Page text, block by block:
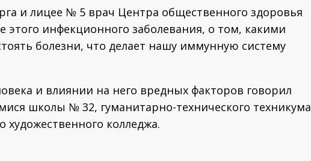
и лицее № 5 врач Центра общественного здоровья
этого инфекционного заболевания, о том, какими
болезни, что делает нашу иммунную систему
и влиянии на него вредных факторов говорил
школы № 32, гуманитарно-технического техникума
художественного колледжа.